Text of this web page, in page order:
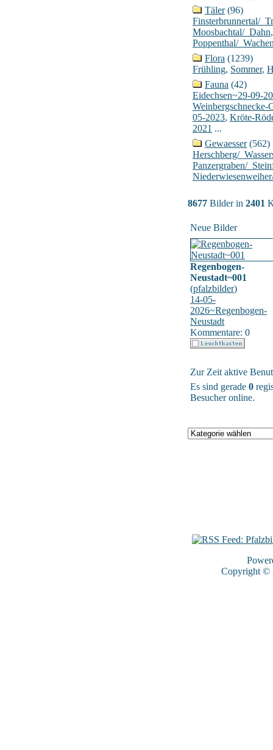
Täler(96)
Finsterbrunnertal/
Moosbachtal/_Dahn,
Poppenthal/
Flora (1239)
Frühling, Sommer,
Fauna (42)
Eidechsen~29-09-
Weinbergschnecke-
05-2023, Kröte-
2021 ...
Gewaesser(562)
Herschberg/
Panzergraben/
8677 Bilder in 2401
Neue Bilder
Regenbogen-
Neustadt~001
(pfalzbilder)
14-05-
2026~Regenbogen-
Neustadt
Kommentare: 0
Zur Zeit aktive
Es sind gerade 0
Besucher online.
Copyright ©